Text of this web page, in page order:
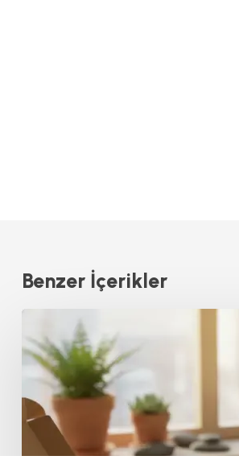
Benzer İçerikler
Sürdürülebilir
Ambalaj
Tasarımı:
Ekolojik
ve